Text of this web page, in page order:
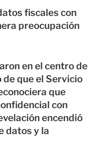
fiscales con
preocupación
en el centro de
que el Servicio
que
con
encendió
datos y la